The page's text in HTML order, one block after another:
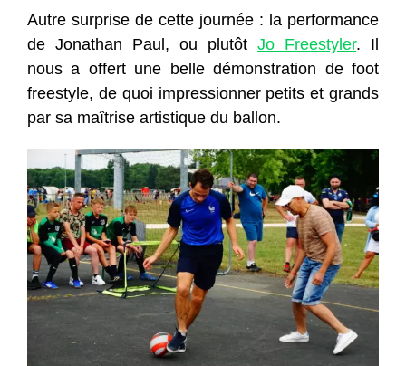
Autre surprise de cette journée : la performance
de Jonathan Paul, ou plutôtJo Freestyler. Il
nous a offert une belle démonstration de foot
freestyle, de quoi impressionner petits et grands
par sa maîtrise artistique du ballon.